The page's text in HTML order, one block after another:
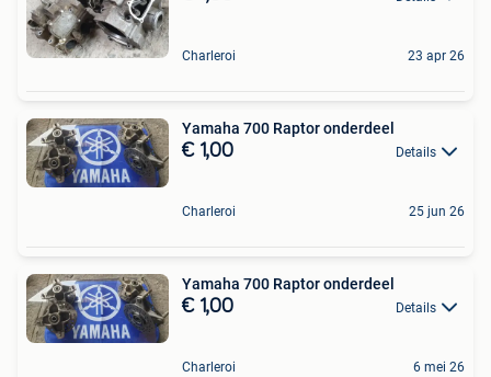
Charleroi 23 apr 26
Yamaha 700 Raptor onderdeel
€ 1,00 Details
Charleroi 25 jun 26
Yamaha 700 Raptor onderdeel
€ 1,00 Details
Charleroi 6 mei 26